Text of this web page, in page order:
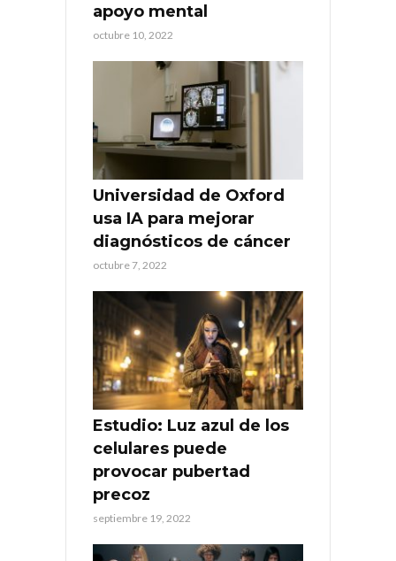
apoyo mental
octubre 10, 2022
Universidad de Oxford
usa IA para mejorar
diagnósticos de cáncer
octubre 7, 2022
Estudio: Luz azul de los
celulares puede
provocar pubertad
precoz
septiembre 19, 2022